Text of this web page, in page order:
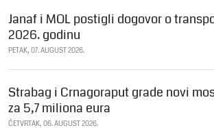
Janaf i MOL postigli dogovor o
2026. godinu
PETAK, 07. AUGUST 2026.
Strabag i Crnagoraput grade novi
za 5,7 miliona eura
ČETVRTAK, 06. AUGUST 2026.